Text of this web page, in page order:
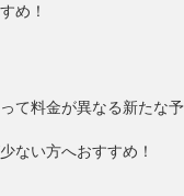
め！
て料金が異なる新たな予
ない方へおすすめ！